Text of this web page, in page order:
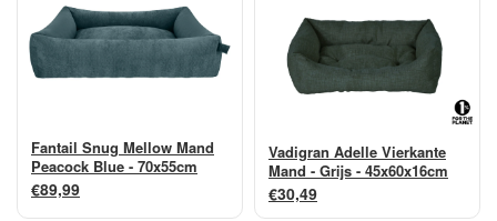
Fantail Snug Mellow Mand
Peacock Blue - 70x55cm
€89,99
Vadigran Adelle Vierkante
Mand - Grijs - 45x60x16cm
€30,49